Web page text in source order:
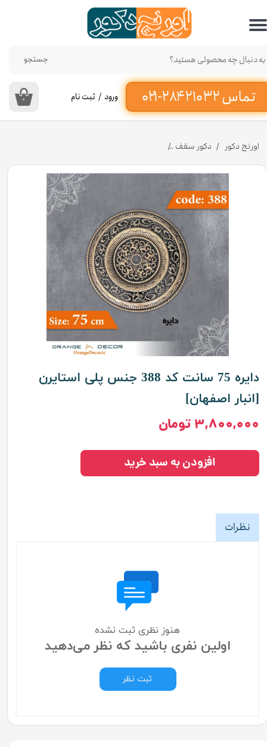
تماس ۳۲ ۲۱۰ ۲۸۴-۰۲۱‌
جستجو
۰ ورود / ثبت نام
حساب کاربری من
تغییر گذر واژه
سفارشات
خروج از حساب کاربری
اورنج دکور دکور سقف
دایره 75 سانت کد 388 جنس پلی استایرن
[انبار اصفهان]
۳,۸۰۰,۰۰۰ تومان
افزودن به سبد خرید
نظرات
هنوز نظری ثبت نشده
اولین نفری باشید که نظر می‌دهید
ثبت نظر